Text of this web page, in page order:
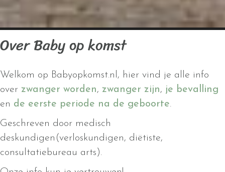
Over Baby op komst
Welkom op Babyopkomst.nl, hier vind je alle info
over zwanger worden, zwanger zijn, je bevalling
en de eerste periode na de geboorte.
Geschreven door medisch
deskundigen(verloskundigen, diëtiste,
consultatiebureau arts).